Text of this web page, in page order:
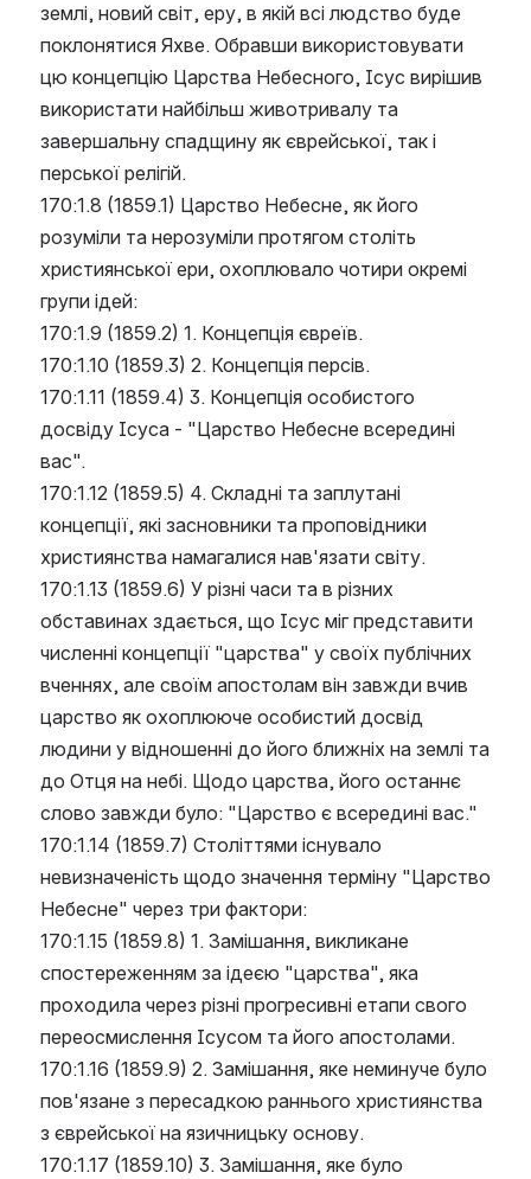
землі, новий світ, еру, в якій всі людство буде
поклонятися Яхве. Обравши використовувати
цю концепцію Царства Небесного, Ісус вирішив
використати найбільш животривалу та
завершальну спадщину як єврейської, так і
перської релігій.
170:1.8 (1859.1) Царство Небесне, як його
розуміли та нерозуміли протягом століть
християнської ери, охоплювало чотири окремі
групи ідей:
170:1.9 (1859.2) 1. Концепція євреїв.
170:1.10 (1859.3) 2. Концепція персів.
170:1.11 (1859.4) 3. Концепція особистого
досвіду Ісуса - "Царство Небесне всередині
вас".
170:1.12 (1859.5) 4. Складні та заплутані
концепції, які засновники та проповідники
християнства намагалися нав'язати світу.
170:1.13 (1859.6) У різні часи та в різних
обставинах здається, що Ісус міг представити
численні концепції "царства" у своїх публічних
вченнях, але своїм апостолам він завжди вчив
царство як охоплююче особистий досвід
людини у відношенні до його ближніх на землі та
до Отця на небі. Щодо царства, його останнє
слово завжди було: "Царство є всередині вас."
170:1.14 (1859.7) Століттями існувало
невизначеність щодо значення терміну "Царство
Небесне" через три фактори:
170:1.15 (1859.8) 1. Замішання, викликане
спостереженням за ідеєю "царства", яка
проходила через різні прогресивні етапи свого
переосмислення Ісусом та його апостолами.
170:1.16 (1859.9) 2. Замішання, яке неминуче було
пов'язане з пересадкою раннього християнства
з єврейської на язичницьку основу.
170:1.17 (1859.10) 3. Замішання, яке було